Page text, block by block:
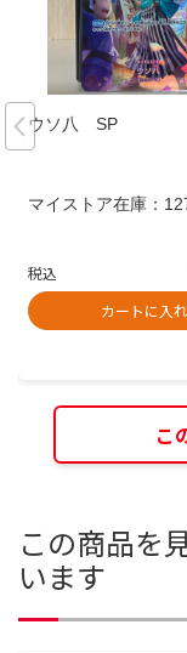
ウソ八 SP
マイストア在庫：
税込
カートに入
こ
この商品を
います